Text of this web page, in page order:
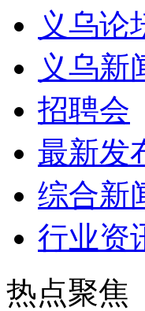
义乌论
义乌新
招聘会
最新发
综合新
行业资
热点聚焦